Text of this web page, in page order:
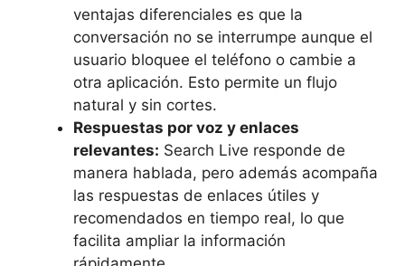
ventajas diferenciales es que la
conversación no se interrumpe aunque el
usuario bloquee el teléfono o cambie a
otra aplicación. Esto permite un flujo
natural y sin cortes.
Respuestas por voz y enlaces
relevantes: Search Live responde de
manera hablada, pero además acompaña
las respuestas de enlaces útiles y
recomendados en tiempo real, lo que
facilita ampliar la información